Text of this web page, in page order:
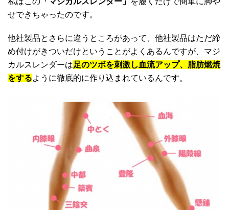
せできちゃったのです。
他社製品とさらに違うところがあって、他社製品はただ締
め付けがきついだけということがよくあるんですが、マジ
カルスレンダーは足のツボを刺激し血流アップ、脂肪燃焼
をするように徹底的に作り込まれているんです。